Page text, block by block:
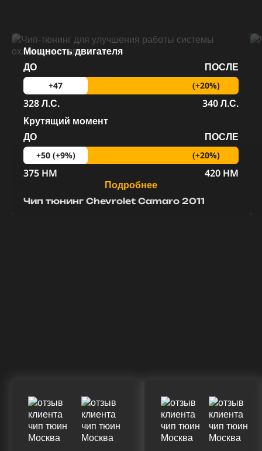
Чип тюнинг Chevrolet Camaro 2011
Мощность двигателя
ДО
ПОСЛЕ
+47 (+20%)
328 Л.С.
340 Л.С.
Крутящий момент
ДО
ПОСЛЕ
+50 (+9%) (+20%)
375 HM
420 HM
Подробнее